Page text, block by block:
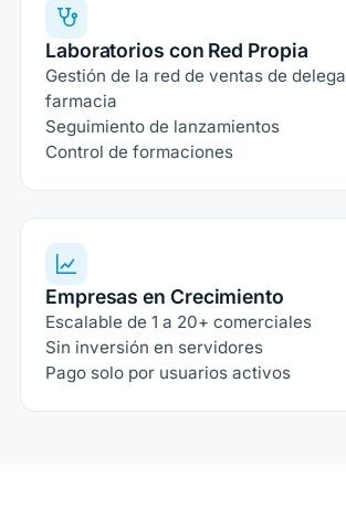
Laboratorios con Red Propia
Gestión de la red de ventas de
farmacia
Seguimiento de lanzamientos
Control de formaciones
Empresas en Crecimiento
Escalable de 1 a 20+ comerciales
Sin inversión en servidores
Pago solo por usuarios activos